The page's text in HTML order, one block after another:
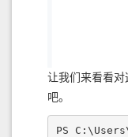
让我们来看看对
吧。
PS